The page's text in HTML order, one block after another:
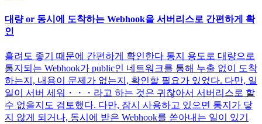
대량 or 동시에 도착하는 Webhook을 서버리스로 간편하게 확
인
흘려도 좋기 때문에 간편하게 확인한다 통지 용도로 대량으로
통지되는 Webhook가 public인 네트워크를 통해 누출 없이 도착
하는지, 내용이 문제가 없는지, 확인할 필요가 있었다. 다만, 일
일이 서버 세워・・・라고 하는 것은 귀찮아서 서버리스로 할
수 없을지도 검토했다. 다만, 잠시 사용하고 있으면 통지가 닿
지 않게 되거나, 동시에 받은 Webhook를 쏟아내는 일이 있기